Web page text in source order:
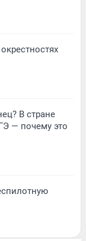
В стране
— почему это